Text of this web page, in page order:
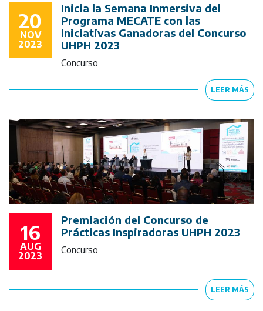
20
NOV
2023
Inicia la Semana Inmersiva del
Programa MECATE con las
Iniciativas Ganadoras del Concurso
UHPH 2023
Concurso
LEER MÁS
16
AUG
2023
Premiación del Concurso de
Prácticas Inspiradoras UHPH 2023
Concurso
LEER MÁS